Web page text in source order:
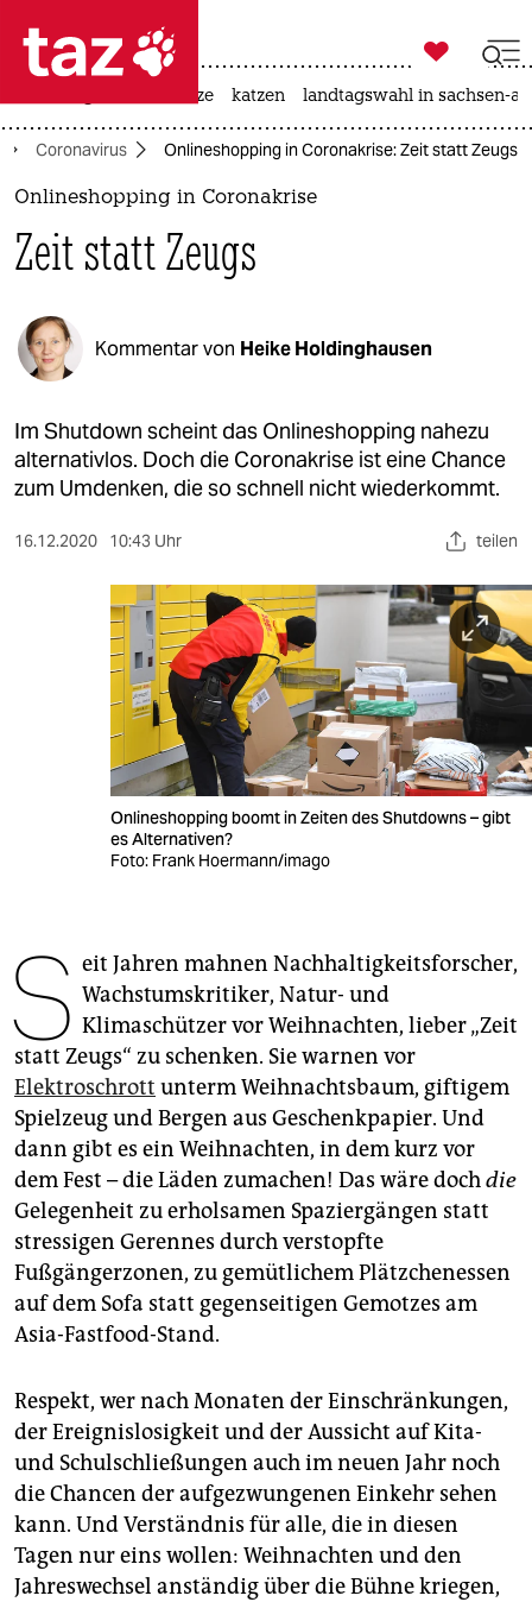
 taz zahl ich
taz zahl ich
politik
öko
gesellschaft
kultur
sport
berlin
wahrheit
veranstaltungen
abo
genossenschaft
epaper login

taz zahl ich
hitze katzen landtagswahl in sachsen-
Coronavirus Onlineshopping in Coronakrise: Zeit statt Zeugs
Onlineshopping in Coronakrise
Zeit statt Zeugs
Kommentar von Heike Holdinghausen
Im Shutdown scheint das Onlineshopping nahezu
alternativlos. Doch die Coronakrise ist eine Chance
zum Umdenken, die so schnell nicht wiederkommt.
16.12.2020 10:43 Uhr teilen
Onlineshopping boomt in Zeiten des Shutdowns – gibt
es Alternativen?
Foto: Frank Hoermann/imago
S eit Jahren mahnen Nachhaltigkeitsforscher,
Wachstumskritiker, Natur- und
Klimaschützer vor Weihnachten, lieber „Zeit
statt Zeugs“ zu schenken. Sie warnen vor
Elektroschrott unterm Weihnachtsbaum, giftigem
Spielzeug und Bergen aus Geschenkpapier. Und
dann gibt es ein Weihnachten, in dem kurz vor
dem Fest – die Läden zumachen! Das wäre dochdie
Gelegenheit zu erholsamen Spaziergängen statt
stressigen Gerennes durch verstopfte
Fußgängerzonen, zu gemütlichem Plätzchenessen
auf dem Sofa statt gegenseitigen Gemotzes am
Asia-Fastfood-Stand.
Respekt, wer nach Monaten der Einschränkungen,
der Ereignislosigkeit und der Aussicht auf Kita-
und Schulschließungen auch im neuen Jahr noch
die Chancen der aufgezwungenen Einkehr sehen
kann. Und Verständnis für alle, die in diesen
Tagen nur eins wollen: Weihnachten und den
Jahreswechsel anständig über die Bühne kriegen,